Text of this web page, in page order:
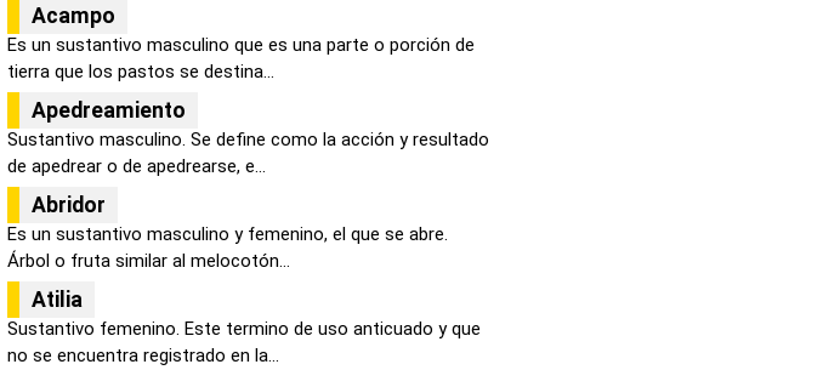
Acampo
Es un sustantivo masculino que es una parte o porción de
tierra que los pastos se destina...
Apedreamiento
Sustantivo masculino. Se define como la acción y resultado
de apedrear o de apedrearse, e...
Abridor
Es un sustantivo masculino y femenino, el que se abre.
Árbol o fruta similar al melocotón...
Atilia
Sustantivo femenino. Este termino de uso anticuado y que
no se encuentra registrado en la...